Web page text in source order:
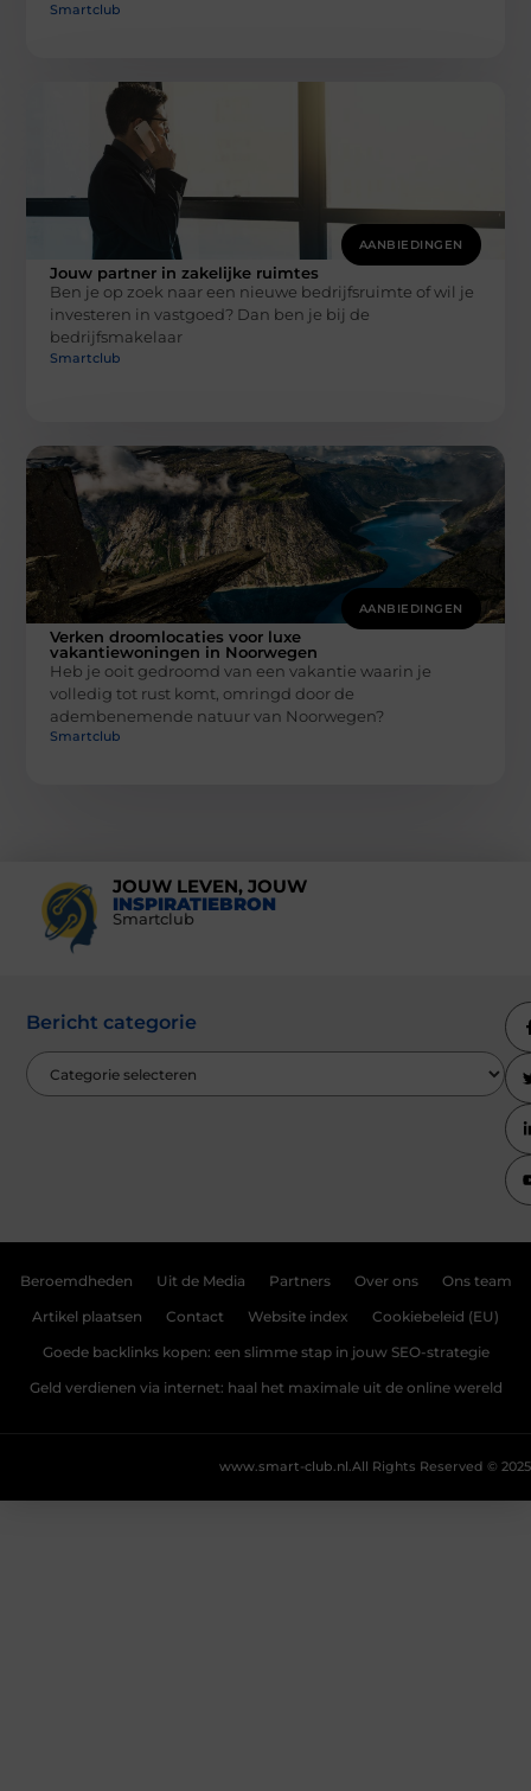
Smartclub
AANBIEDINGEN
Jouw partner in zakelijke ruimtes
Ben je op zoek naar een nieuwe bedrijfsruimte of wil je
investeren in vastgoed? Dan ben je bij de
bedrijfsmakelaar
Smartclub
AANBIEDINGEN
Verken droomlocaties voor luxe
vakantiewoningen in Noorwegen
Heb je ooit gedroomd van een vakantie waarin je
volledig tot rust komt, omringd door de
adembenemende natuur van Noorwegen?
Smartclub
JOUW LEVEN, JOUW
INSPIRATIEBRON
Smartclub
Bericht categorie
Beroemdheden Uit de Media Partners Over ons Ons team
Artikel plaatsen Contact Website index Cookiebeleid (EU)
Goede backlinks kopen: een slimme stap in jouw SEO-strategie
Geld verdienen via internet: haal het maximale uit de online wereld
All Rights Reserved © 2025
www.smart-club.nl.